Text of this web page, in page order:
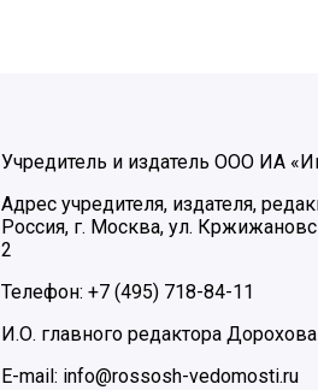
Учредитель и издатель ООО ИА
Адрес учредителя, издателя,
Россия, г. Москва, ул.
2
Телефон: +7 (495) 718-84-11
И.О. главного редактора
E-mail: info@rossosh-vedomosti.ru